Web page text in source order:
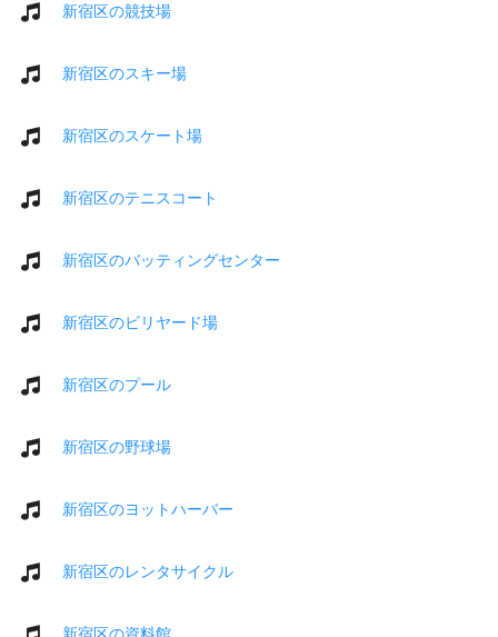
新宿区の競技場
新宿区のスキー場
新宿区のスケート場
新宿区のテニスコート
新宿区のバッティングセンター
新宿区のビリヤード場
新宿区のプール
新宿区の野球場
新宿区のヨットハーバー
新宿区のレンタサイクル
新宿区の資料館